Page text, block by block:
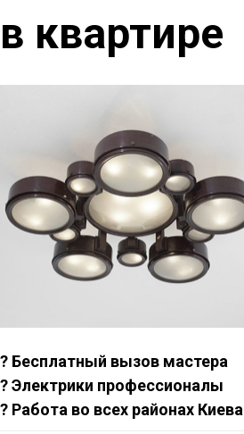
в квартире
? Бесплатный вызов мастера
? Электрики профессионалы
? Работа во всех районах Киева